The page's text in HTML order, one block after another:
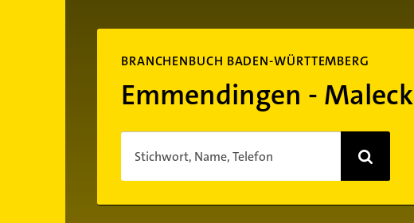
BRANCHENBUCH BADEN-WÜRTTEMBERG
Emmendingen - Maleck
Stichwort, Name, Telefon